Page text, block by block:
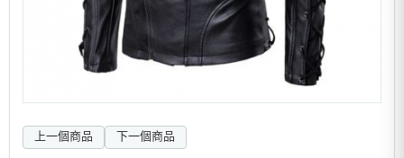
上一個商品 下一個商品